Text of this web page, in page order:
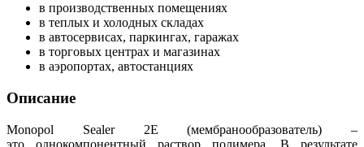
в производственных помещениях
в теплых и холодных складах
в автосервисах, паркингах, гаражах
в торговых центрах и магазинах
в аэропортах, автостанциях
Описание
Monopol Sealer 2Е (мембранообразователь) –
это однокомпонентный раствор полимера. В результате